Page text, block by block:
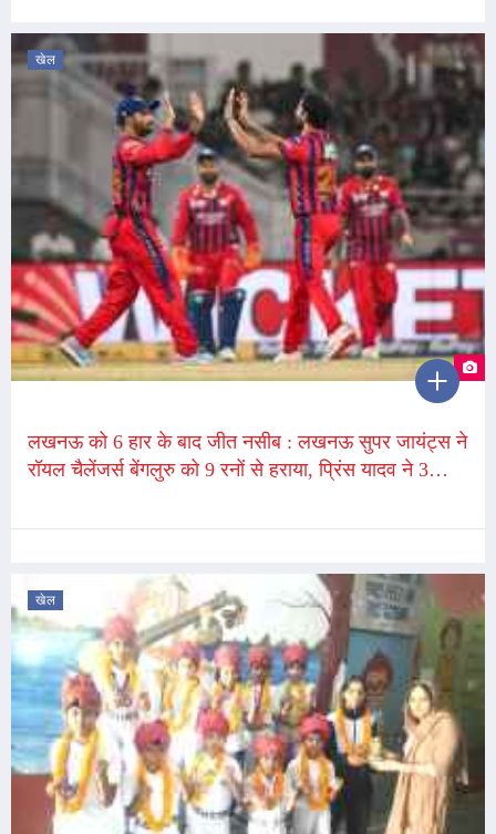
खेल
लखनऊ को 6 हार के बाद जीत नसीब : लखनऊ सुपर जायंट्स ने
रॉयल चैलेंजर्स बेंगलुरु को 9 रनों से हराया, प्रिंस यादव ने 3
खेल